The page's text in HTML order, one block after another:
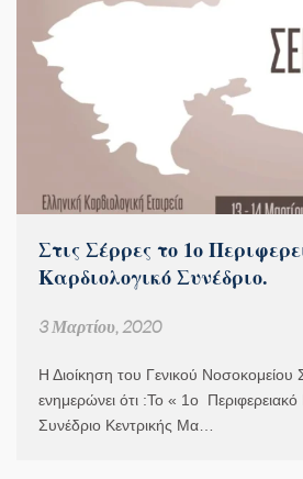
Στις Σέρρες το 1ο
Καρδιολογικό Συνέδριο.
3 Μαρτίου, 2020
Η Διοίκηση του Γενικού
ενημερώνει ότι :Το « 1ο Περιφερειακό
Συνέδριο Κεντρικής Μα…